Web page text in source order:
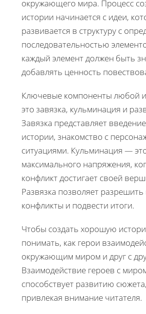
окружающего мира. Процесс
истории начинается с идеи,
развивается в структуру с
последовательностью
каждый элемент должен быть
добавлять ценность
Ключевые компоненты любой
это завязка, кульминация и
Завязка представляет
истории, знакомство с
ситуациями. Кульминация —
максимального напряжения,
конфликт достигает своей
Развязка позволяет разрешить
конфликты и подвести итоги.
Чтобы создать хорошую
понимать, как герои
окружающим миром и друг с
Взаимодействие героев с
способствует развитию
привлекая внимание читателя.